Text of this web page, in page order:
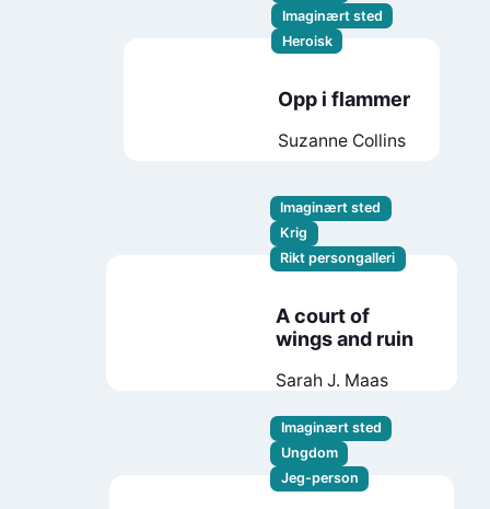
Imaginært sted
Heroisk
Opp i flammer
Suzanne Collins
Imaginært sted
Krig
Rikt persongalleri
A court of
wings and ruin
Sarah J. Maas
Imaginært sted
Ungdom
Jeg-person